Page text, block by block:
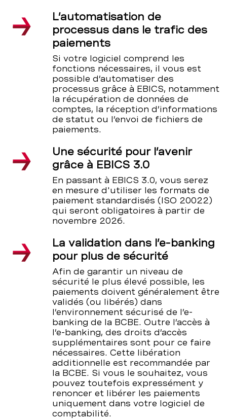
L’automatisation de
processus dans le trafic des
paiements
Si votre logiciel comprend les
fonctions nécessaires, il vous est
possible d’automatiser des
processus grâce à EBICS, notamment
la récupération de données de
comptes, la réception d’informations
de statut ou l’envoi de fichiers de
paiements.
Une sécurité pour l’avenir
grâce à EBICS 3.0
En passant à EBICS 3.0, vous serez
en mesure d'utiliser les formats de
paiement standardisés (ISO 20022)
qui seront obligatoires à partir de
novembre 2026.
La validation dans l’e-banking
pour plus de sécurité
Afin de garantir un niveau de
sécurité le plus élevé possible, les
paiements doivent généralement être
validés (ou libérés) dans
l’environnement sécurisé de l’e-
banking de la BCBE. Outre l’accès à
l’e-banking, des droits d’accès
supplémentaires sont pour ce faire
nécessaires. Cette libération
additionnelle est recommandée par
la BCBE. Si vous le souhaitez, vous
pouvez toutefois expressément y
renoncer et libérer les paiements
uniquement dans votre logiciel de
comptabilité.